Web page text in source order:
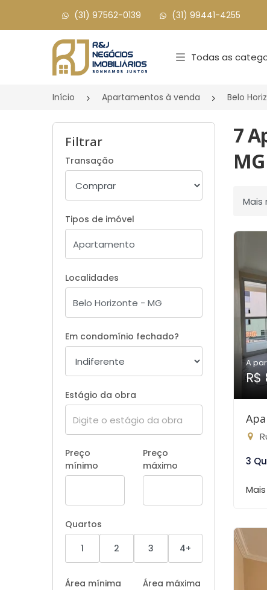
(31) 97562-0139 (31) 99441-4255
Página inicial
Todas as
Início Apartamentos à venda Belo
Filtrar
Transação
Tipos de imóvel
Localidades
Em condomínio fechado?
Estágio da obra
Preço
mínimo
Preço
máximo
Quartos
1
2 3 4+
Área mínima Área máxima
7
MG
A
R$
3